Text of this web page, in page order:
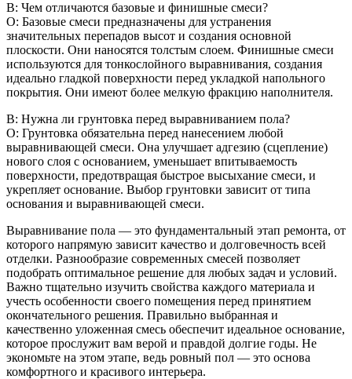
В: Чем отличаются базовые и финишные смеси?
О: Базовые смеси предназначены для устранения
значительных перепадов высот и создания основной
плоскости. Они наносятся толстым слоем. Финишные смеси
используются для тонкослойного выравнивания, создания
идеально гладкой поверхности перед укладкой напольного
покрытия. Они имеют более мелкую фракцию наполнителя.
В: Нужна ли грунтовка перед выравниванием пола?
О: Грунтовка обязательна перед нанесением любой
выравнивающей смеси. Она улучшает адгезию (сцепление)
нового слоя с основанием, уменьшает впитываемость
поверхности, предотвращая быстрое высыхание смеси, и
укрепляет основание. Выбор грунтовки зависит от типа
основания и выравнивающей смеси.
Выравнивание пола — это фундаментальный этап ремонта, от
которого напрямую зависит качество и долговечность всей
отделки. Разнообразие современных смесей позволяет
подобрать оптимальное решение для любых задач и условий.
Важно тщательно изучить свойства каждого материала и
учесть особенности своего помещения перед принятием
окончательного решения. Правильно выбранная и
качественно уложенная смесь обеспечит идеальное основание,
которое прослужит вам верой и правдой долгие годы. Не
экономьте на этом этапе, ведь ровный пол — это основа
комфортного и красивого интерьера.